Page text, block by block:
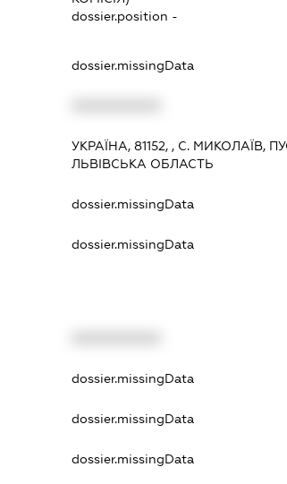
dossier.position -
dossier.missingData
УКРАЇНА, 81152, , С. МИКОЛАЇВ,
ЛЬВІВСЬКА ОБЛАСТЬ
dossier.missingData
dossier.missingData
dossier.missingData
dossier.missingData
dossier.missingData